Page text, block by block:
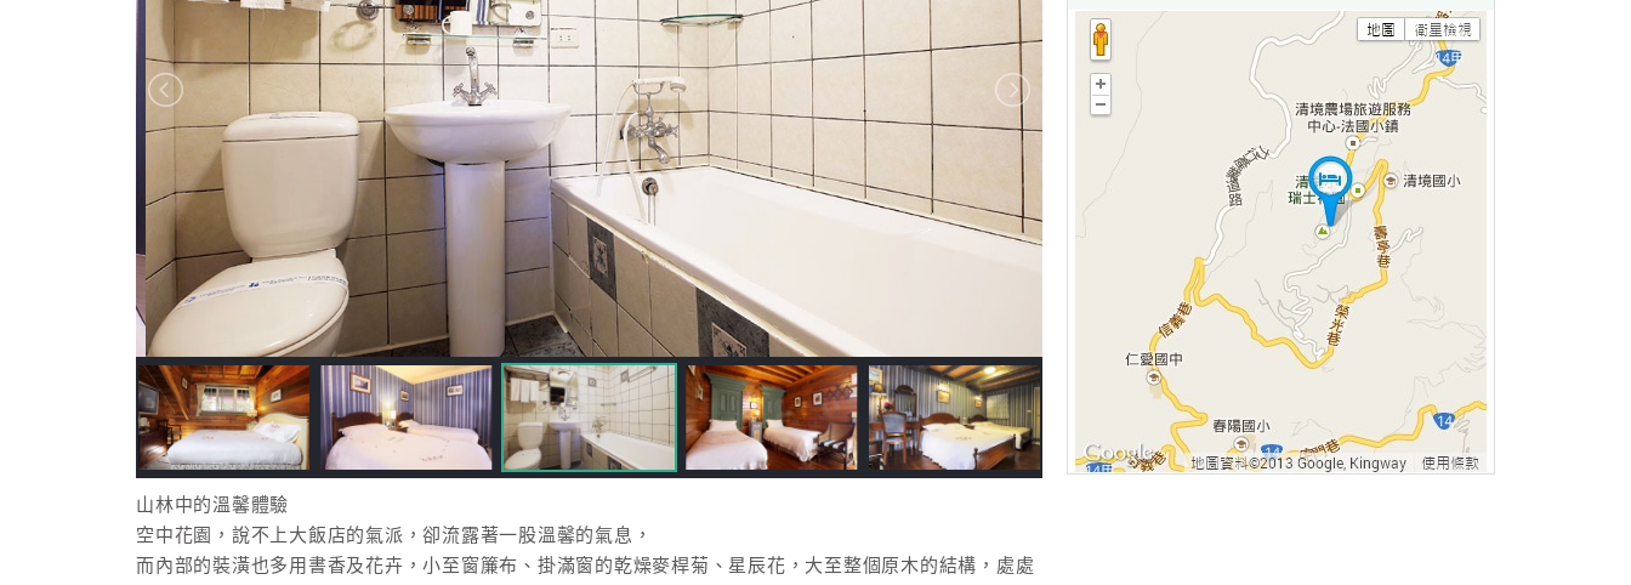
山林中的溫馨體驗
空中花園，說不上大飯店的氣派，卻流露著一股溫馨的氣息，
而內部的裝潢也多用書香及花卉，小至窗簾布、掛滿窗的乾燥麥桿菊、星辰花，大至整個原木的結構，處處